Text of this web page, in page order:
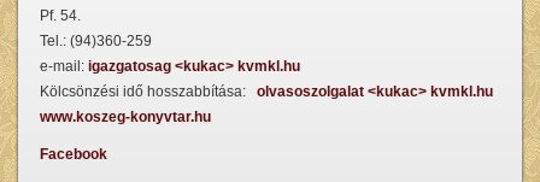
Pf. 54.
Tel.: (94)360-259
e-mail: igazgatosag <kukac> kvmkl.hu
Kölcsönzési idő hosszabbítása: olvasoszolgalat <kukac> kvmkl.hu
www.koszeg-konyvtar.hu
Facebook